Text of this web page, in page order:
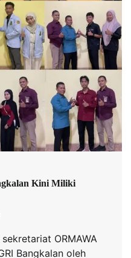
Kini Miliki
ORMAWA
Bangkalan oleh